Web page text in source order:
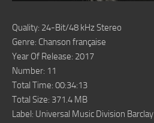
Quality: 24-Bit/48 kHz Stereo
Genre: Chanson française
Year Of Release: 2017
Number: 11
Total Time: 00:34:13
Total Size: 371.4 MB
Label: Universal Music Division Barclay